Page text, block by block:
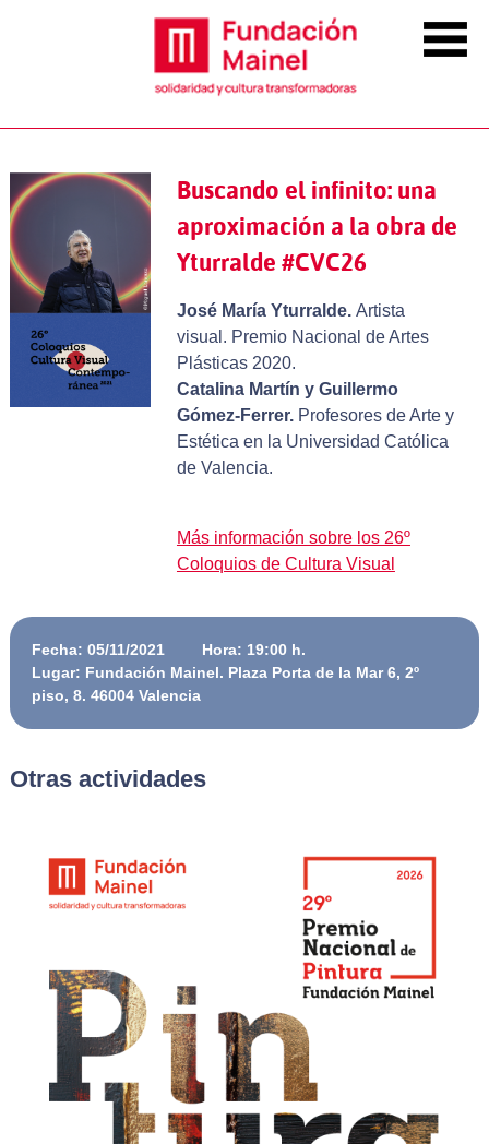
Buscando el infinito: una
aproximación a la obra de
Yturralde #CVC26
José María Yturralde. Artista
visual. Premio Nacional de Artes
Plásticas 2020.
Catalina Martín y Guillermo
Gómez-Ferrer. Profesores de Arte y
Estética en la Universidad Católica
de Valencia.
Más información sobre los 26º
Coloquios de Cultura Visual
Fecha: 05/11/2021
Hora: 19:00 h.
Lugar: Fundación Mainel. Plaza Porta de la Mar 6, 2º
piso, 8. 46004 Valencia
Otras actividades